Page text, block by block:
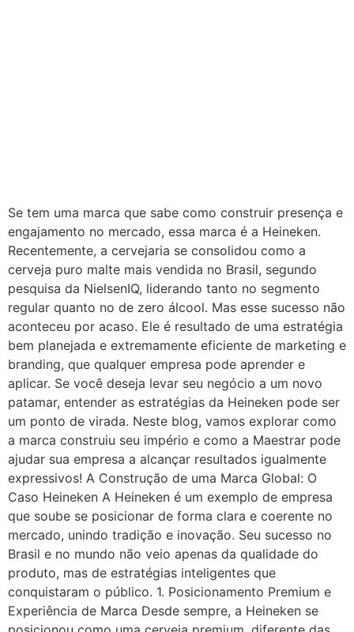
Se tem uma marca que sabe como construir presença e
engajamento no mercado, essa marca é a Heineken.
Recentemente, a cervejaria se consolidou como a
cerveja puro malte mais vendida no Brasil, segundo
pesquisa da NielsenIQ, liderando tanto no segmento
regular quanto no de zero álcool. Mas esse sucesso não
aconteceu por acaso. Ele é resultado de uma estratégia
bem planejada e extremamente eficiente de marketing e
branding, que qualquer empresa pode aprender e
aplicar. Se você deseja levar seu negócio a um novo
patamar, entender as estratégias da Heineken pode ser
um ponto de virada. Neste blog, vamos explorar como
a marca construiu seu império e como a Maestrar pode
ajudar sua empresa a alcançar resultados igualmente
expressivos! A Construção de uma Marca Global: O
Caso Heineken A Heineken é um exemplo de empresa
que soube se posicionar de forma clara e coerente no
mercado, unindo tradição e inovação. Seu sucesso no
Brasil e no mundo não veio apenas da qualidade do
produto, mas de estratégias inteligentes que
conquistaram o público. 1. Posicionamento Premium e
Experiência de Marca Desde sempre, a Heineken se